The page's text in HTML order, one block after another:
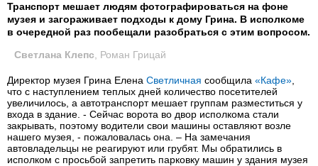
Транспорт мешает людям фотографироваться на фоне
музея и загораживает подходы к дому Грина. В исполкоме
в очередной раз пообещали разобраться с этим вопросом.
Светлана Клепс , Роман Грицай
Директор музея Грина Елена Светличная сообщила «Кафе»
что с наступлением теплых дней количество посетителей
увеличилось, а автотранспорт мешает группам разместиться у
входа в здание. - Сейчас ворота во двор исполкома стали
закрывать, поэтому водители свои машины оставляют возле
нашего музея, - пожаловалась она. – На замечания
автовладельцы не реагируют или грубят. Мы обратились в
исполком с просьбой запретить парковку машин у здания музея